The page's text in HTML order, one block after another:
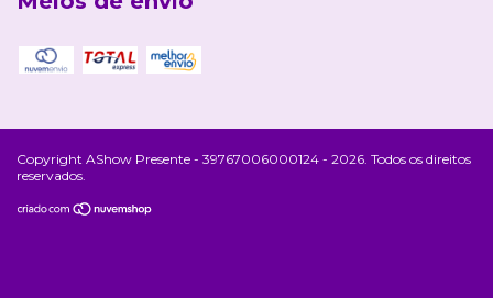
Copyright AShow Presente - 39767006000124 - 2026. Todos os direitos
reservados.